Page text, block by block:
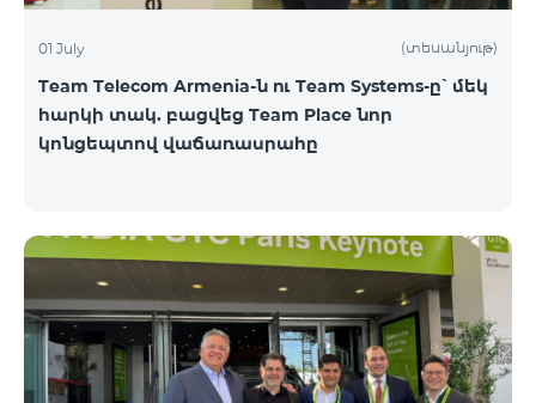
01 July (տեսանյութ)
Team Telecom Armenia-ն ու Team Systems-ը՝ մեկ
հարկի տակ. բացվեց Team Place նոր
կոնցեպտով վաճառասրահը